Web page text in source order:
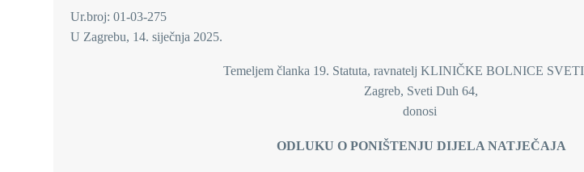
Ur.broj: 01-03-275
U Zagrebu, 14. siječnja 2025.
Temeljem članka 19. Statuta, ravnatelj KLINIČKE BOLNICE
Zagreb, Sveti Duh 64,
donosi
ODLUKU O PONIŠTENJU DIJELA NATJEČAJA